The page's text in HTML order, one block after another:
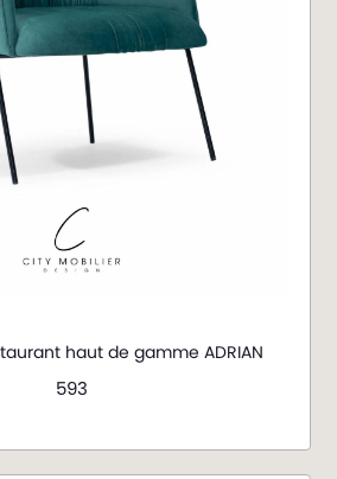
haut de gamme ADRIAN
593